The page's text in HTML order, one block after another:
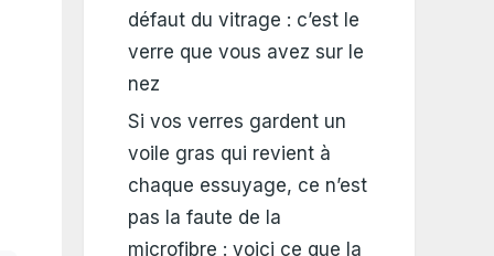
défaut du vitrage : c’est le
verre que vous avez sur le
nez
Si vos verres gardent un
voile gras qui revient à
chaque essuyage, ce n’est
pas la faute de la
microfibre : voici ce que la